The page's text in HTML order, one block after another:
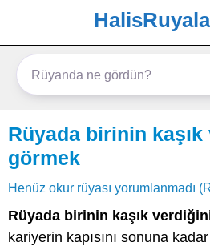
Rüyada birinin
görmek
Henüz okur rüyası yorumlanmadı
Rüyada birinin kaşık
kariyerin kapısını sonuna